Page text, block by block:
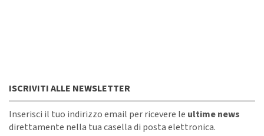
ISCRIVITI ALLE NEWSLETTER
Inserisci il tuo indirizzo email per ricevere le ultime news
direttamente nella tua casella di posta elettronica.